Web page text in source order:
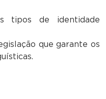
tipos de identidade
que garante os